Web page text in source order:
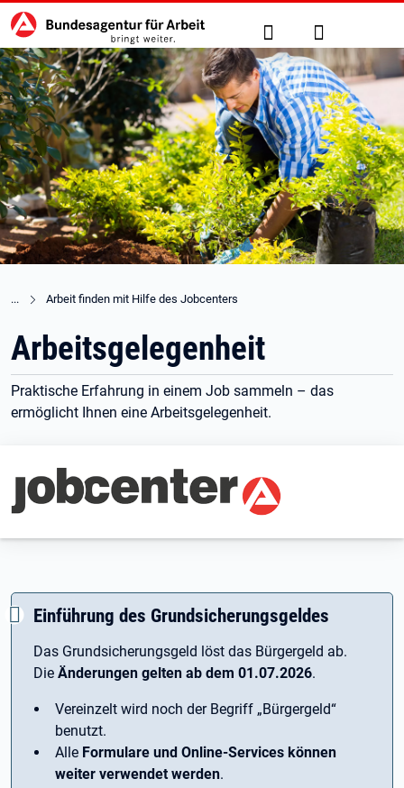
zu den Hauptinhalten springen
Hauptnavigation Suche Anmelden
Arbeit finden mit Hilfe des Jobcenters
Arbeitsgelegenheit
Praktische Erfahrung in einem Job sammeln – das
ermöglicht Ihnen eine Arbeitsgelegenheit.
Branding-Bereich Beschreibung
Einführung des Grundsicherungsgeldes
Das Grundsicherungsgeld löst das Bürgergeld ab.
Die Änderungen gelten ab dem 01.07.2026.
Vereinzelt wird noch der Begriff ­„Bürgergeld“
benutzt.
Alle Formulare und Online-Services können
weiter verwendet werden.